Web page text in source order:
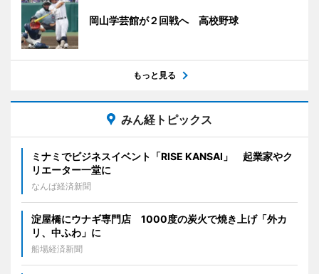
岡山学芸館が２回戦へ 高校野球
もっと見る
みん経トピックス
ミナミでビジネスイベント「RISE KANSAI」 起業家やク
リエーター一堂に
なんば経済新聞
淀屋橋にウナギ専門店 1000度の炭火で焼き上げ「外カ
リ、中ふわ」に
船場経済新聞